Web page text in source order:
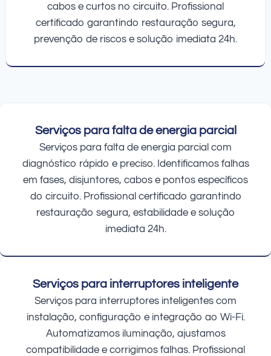
cabos e curtos no circuito. Profissional
certificado garantindo restauração segura,
prevenção de riscos e solução imediata 24h.
Serviços para falta de energia parcial
Serviços para falta de energia parcial com
diagnóstico rápido e preciso. Identificamos falhas
em fases, disjuntores, cabos e pontos específicos
do circuito. Profissional certificado garantindo
restauração segura, estabilidade e solução
imediata 24h.
Serviços para interruptores inteligente
Serviços para interruptores inteligentes com
instalação, configuração e integração ao Wi-Fi.
Automatizamos iluminação, ajustamos
compatibilidade e corrigimos falhas. Profissional